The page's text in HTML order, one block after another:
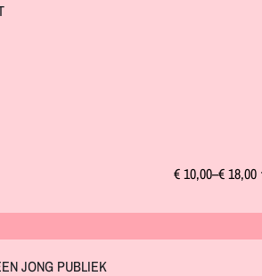
€ 10,00–€ 18,00
JONG PUBLIEK